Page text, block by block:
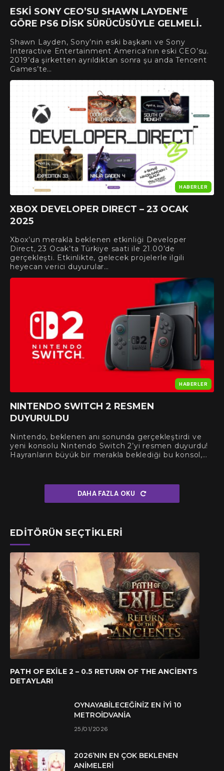
ESKI SONY CEO’SU SHAWN LAYDEN’E
GÖRE PS6 DISK SÜRÜCÜSÜYLE GELMELI.
Shawn Layden, Sony’nin eski başkanı ve Sony
Interactive Entertainment America’nın eski CEO’su.
2019’da şirketten ayrıldıktan sonra şu anda Tencent
Games’te…
HABERLER
XBOX DEVELOPER DIRECT – 23 OCAK
2025
Xbox’un merakla beklenen etkinliği Developer
Direct, 23 Ocak’ta Türkiye saati ile 21.00’de
gerçekleşti. Etkinlikte, gelecek projelerle ilgili
heyecan verici duyurular…
HABERLER
NINTENDO SWITCH 2 RESMEN
DUYURULDU
Nintendo, beklenen anı sonunda gerçekleştirdi ve
yeni konsolu Nintendo Switch 2’yi resmen duyurdu!
Hayranların büyük bir merakla beklediği bu konsol,…
DAHA FAZLA OKU
EDITÖRÜN SEÇTIKLERI
PATH OF EXILE 2 – 0.5 RETURN OF THE ANCIENTS
DETAYLARI
OYNAYABILECEĞINIZ EN İYI 10
METROIDVANIA
25/01/2026
2026’NIN EN ÇOK BEKLENEN
ANIMELERI